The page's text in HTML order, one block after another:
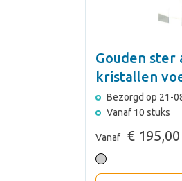
Gouden ster
kristallen
3 Bezorgd op 21-
Vanaf 10 stuks
Vanaf € 195,00